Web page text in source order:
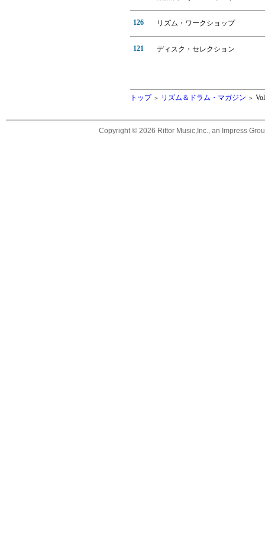
126 リズム・ワークショップ
121 ディスク・セレクション
トップ ＞ リズム＆ドラム・マガジン ＞
Copyright © 2026 Rittor Music,Inc., an Impress